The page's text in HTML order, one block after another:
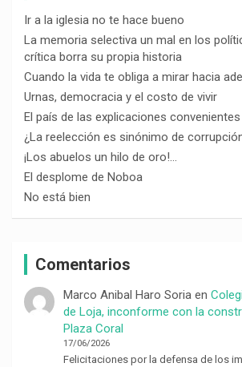
Ir a la iglesia no te hace bueno
La memoria selectiva un mal en los
crítica borra su propia historia
Cuando la vida te obliga a mirar hacia
Urnas, democracia y el costo de vivir
El país de las explicaciones convenientes
¿La reelección es sinónimo de
¡Los abuelos un hilo de oro!…
El desplome de Noboa
No está bien
Comentarios
Marco Anibal Haro Soriaen
de Loja, inconforme con la
Plaza Coral
17/06/2026
Felicitaciones por la defensa de los